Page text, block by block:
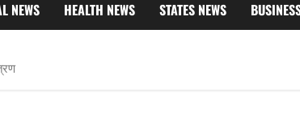
NEWS HEALTH NEWS STATES NEWS